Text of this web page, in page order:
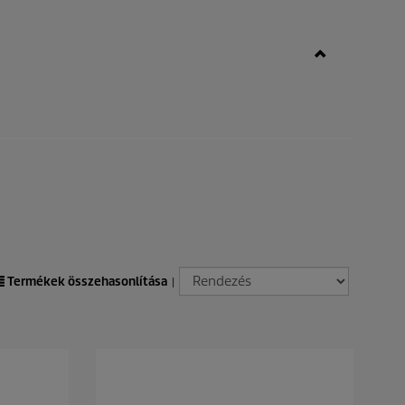
Termékek összehasonlítása |